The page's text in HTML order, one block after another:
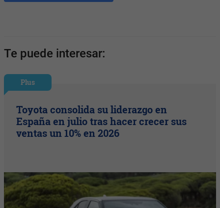
Te puede interesar:
Plus
Toyota consolida su liderazgo en
España en julio tras hacer crecer sus
ventas un 10% en 2026